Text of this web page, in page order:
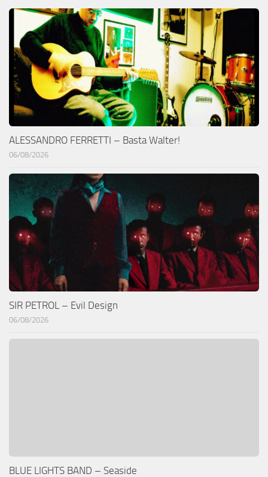
ALESSANDRO FERRETTI – Basta Walter!
06/08/2026
SIR PETROL – Evil Design
06/08/2026
BLUE LIGHTS BAND – Seaside